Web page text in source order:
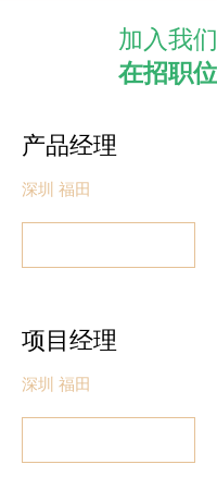
加入我们
​在招职位
产品经理
深圳 福田
项目经理
深圳 福田